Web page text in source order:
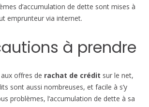
d’accumulation de dette sont mises à
emprunteur via internet.
à prendre
offres de rachat de crédit sur le net,
sont aussi nombreuses, et facile à s’y
problèmes, l’accumulation de dette à sa